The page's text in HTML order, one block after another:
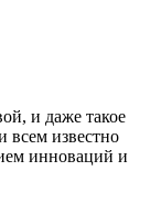
и даже такое
всем известно
инноваций и